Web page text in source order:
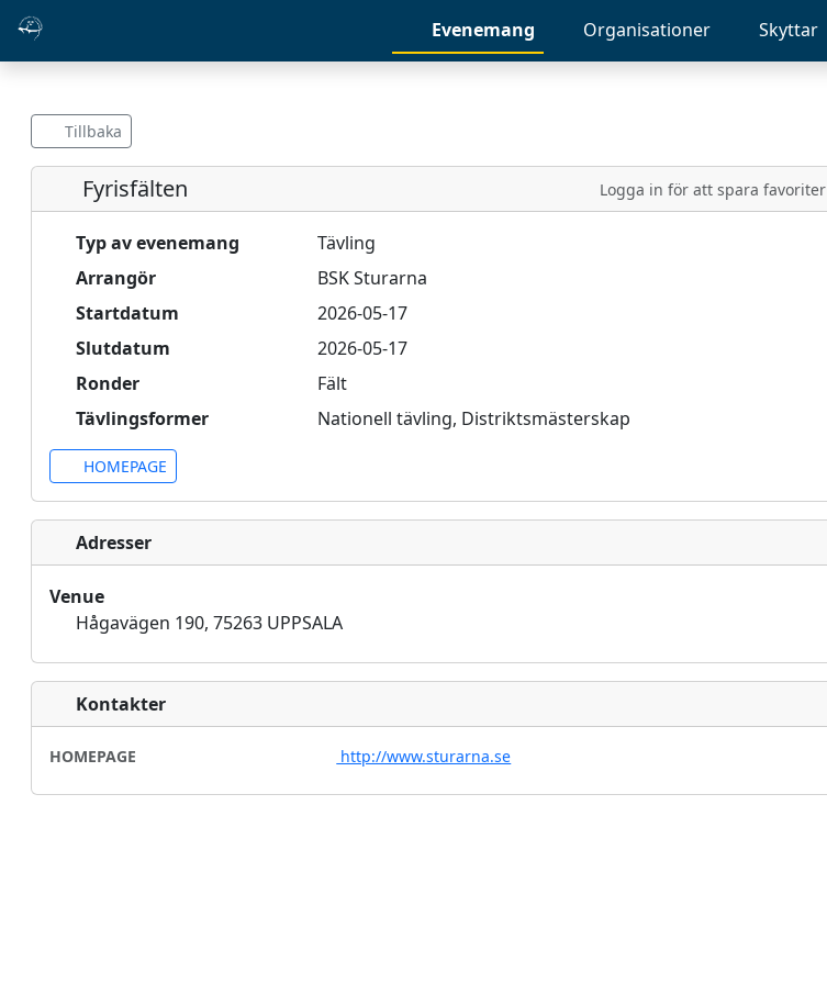
Evenemang Organisationer Skyttar
Tillbaka
Fyrisfälten Logga in för att spara favoriter
Typ av evenemang
Tävling
Arrangör
BSK Sturarna
Startdatum
2026-05-17
Slutdatum
2026-05-17
Ronder
Fält
Tävlingsformer
Nationell tävling, Distriktsmästerskap
HOMEPAGE
Adresser
Venue
Hågavägen 190, 75263 UPPSALA
Kontakter
HOMEPAGE http://www.sturarna.se